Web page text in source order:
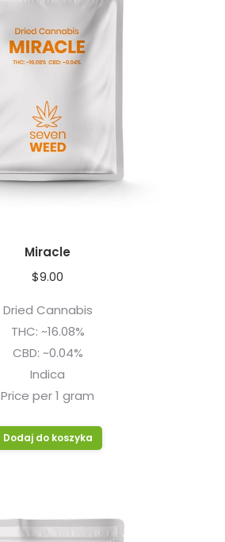
Miracle
$9.00
Dried Cannabis
THC: ~16.08%
CBD: ~0.04%
Indica
Price per 1 gram
Dodaj do koszyka